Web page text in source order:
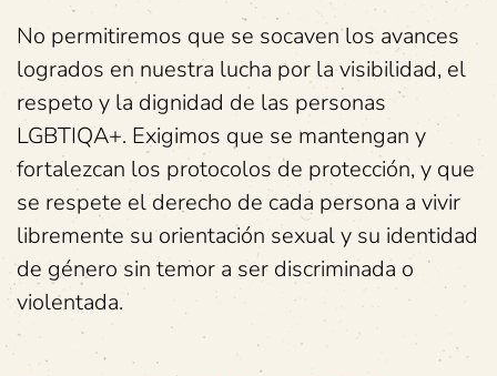
No permitiremos que se socaven los avances
logrados en nuestra lucha por la visibilidad, el
respeto y la dignidad de las personas
LGBTIQA+. Exigimos que se mantengan y
fortalezcan los protocolos de protección, y que
se respete el derecho de cada persona a vivir
libremente su orientación sexual y su identidad
de género sin temor a ser discriminada o
violentada.